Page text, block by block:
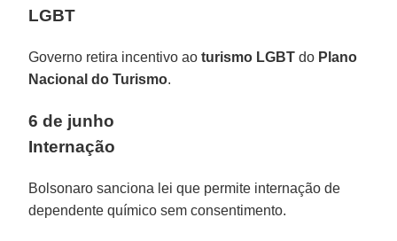
LGBT
Governo retira incentivo aoturismo LGBT do Plano
Nacional do Turismo.
6 de junho
Internação
Bolsonaro sanciona lei que permite internação de
dependente químico sem consentimento.